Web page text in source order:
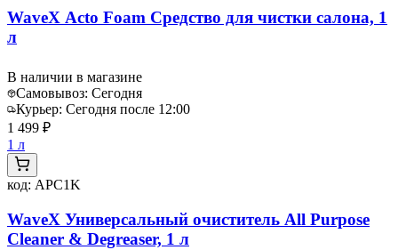
WaveX Acto Foam Средство для чистки салона, 1
л
В наличии в магазине
Самовывоз: Сегодня
Курьер: Сегодня после 12:00
1 499 ₽
1 л
код: APC1K
WaveX Универсальный очиститель All Purpose
Cleaner & Degreaser, 1 л